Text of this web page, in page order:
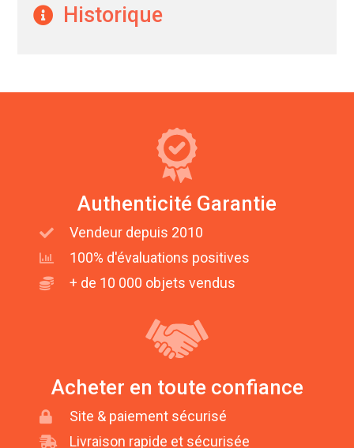
Historique
Authenticité Garantie
Vendeur depuis 2010
100% d'évaluations positives
+ de 10 000 objets vendus
Acheter en toute confiance
Site & paiement sécurisé
Livraison rapide et sécurisée